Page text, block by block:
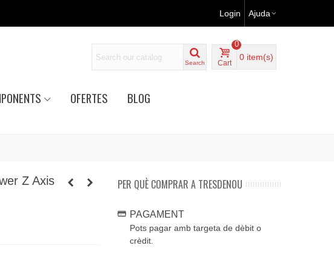
Login Ajuda
Search Cart
0
0 item(s)
OFERTES
BLOG
Z Axis
PER QUÈ COMPRAR A TRESDENOU
PAGAMENT
Pots pagar amb targeta de dèbit o
crèdit.